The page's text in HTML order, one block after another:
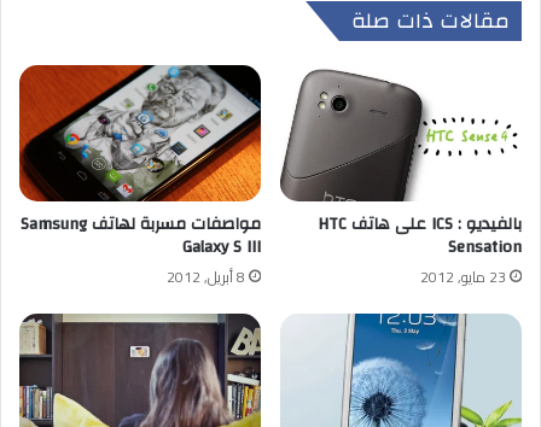
مقالات ذات صلة
بالفيديو : ICS على هاتف HTC
Sensation
23 مايو, 2012
مواصفات مسربة لهاتف Samsung
Galaxy S III
8 أبريل, 2012